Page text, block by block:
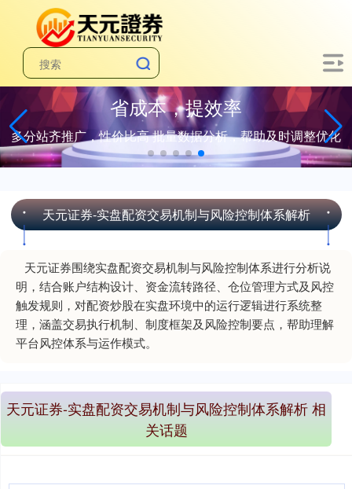
省成本，提效率
多分站齐推广，性价比高 批量数据分析，帮助及时调整优化
天元证券-实盘配资交易机制与风险控制体系解析
天元证券围绕实盘配资交易机制与风险控制体系进行分析说
明，结合账户结构设计、资金流转路径、仓位管理方式及风控
触发规则，对配资炒股在实盘环境中的运行逻辑进行系统整
理，涵盖交易执行机制、制度框架及风险控制要点，帮助理解
平台风控体系与运作模式。
天元证券-实盘配资交易机制与风险控制体系解析 相
关话题